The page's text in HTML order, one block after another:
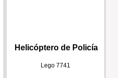
Helicóptero de Policía
Lego 7741